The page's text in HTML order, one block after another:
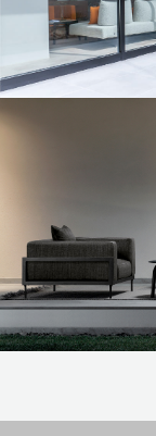
© 2023
This
the Google